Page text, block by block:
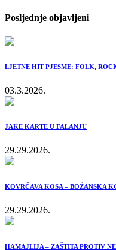
Posljednje objavljeni
LJETNE HIT PJESME: FOLK,
03.3.2026.
JAKE KARTE U FALANJU
29.29.2026.
KOVRČAVA KOSA – BOŽANSKA
29.29.2026.
HAMAJLIJA – ZAŠTITA PROTIV